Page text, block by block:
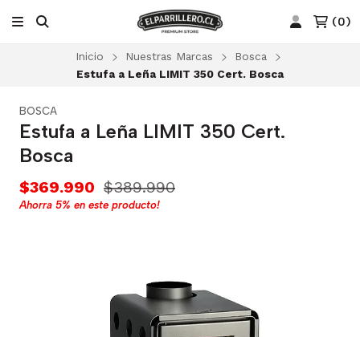
(0)
Inicio Nuestras Marcas
Bosca
Estufa a Leña LIMIT 350 Cert. Bosca
BOSCA
Estufa a Leña LIMIT 350 Cert.
Bosca
$369.990 $389.990
Ahorra 5% en este producto!